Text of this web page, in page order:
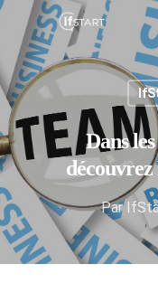
Hit enter to
Dans
Par